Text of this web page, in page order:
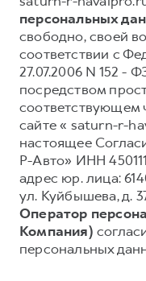
H7
Тест-драйв
Трейд-ин
КРЕДИТ И
Кредитный
Страхование
Кредит
Для малого бизнеса
СЕРВИСНОЕ
Нулевое ТО
Программа
Регламенты
Электронный ПТС
ПОДДЕРЖКА
GWM
Гарантия HAVAL
Мобильное
О дилере
Наша команда
Контакты
персональных
свободно, своей
соответствии с
27.07.2006 N 152 -
посредством
соответствующем
сайте « saturn-r-
настоящее
Р-Авто» ИНН
адрес юр. лица:
ул. Куйбышева, д.
Оператор
Компания)
персональных